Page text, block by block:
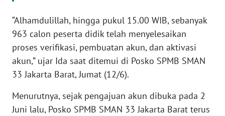
“Alhamdulillah, hingga pukul 15.00 WIB, sebanyak
963 calon peserta didik telah menyelesaikan
proses verifikasi, pembuatan akun, dan aktivasi
akun,” ujar Ida saat ditemui di Posko SPMB SMAN
33 Jakarta Barat, Jumat (12/6).
Menurutnya, sejak pengajuan akun dibuka pada 2
Juni lalu, Posko SPMB SMAN 33 Jakarta Barat terus
DISCLAIMER
Wahana
News
WN